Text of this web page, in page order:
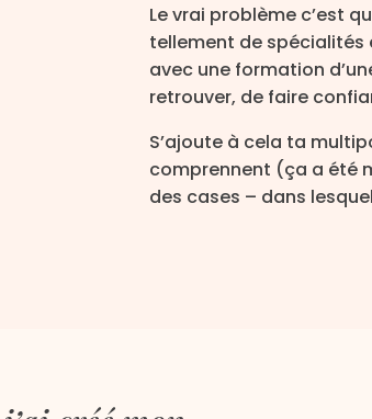
Le vrai problème c’est
tellement de
avec une formation
retrouver, de faire
S’ajoute à cela ta
comprennent (ça a été
des cases – dans